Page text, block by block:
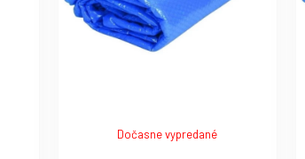
Dočasne vypredané